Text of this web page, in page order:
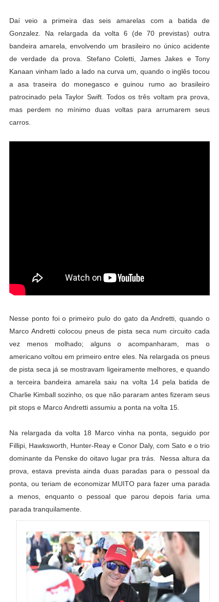
Daí veio a primeira das seis amarelas com a batida de
Gonzalez. Na relargada da volta 6 (de 70 previstas) outra
bandeira amarela, envolvendo um brasileiro no único acidente
de verdade da prova. Stefano Coletti, James Jakes e Tony
Kanaan vinham lado a lado na curva um, quando o inglês tocou
a asa traseira do monegasco e guinou rumo ao brasileiro
patrocinado pela Taylor Swift. Todos os três voltam pra prova,
mas perdem no mínimo duas voltas para arrumarem seus
carros.
Nesse ponto foi o primeiro pulo do gato da Andretti, quando o
Marco Andretti colocou pneus de pista seca num circuito cada
vez menos molhado; alguns o acompanharam, mas o
americano voltou em primeiro entre eles. Na relargada os pneus
de pista seca já se mostravam ligeiramente melhores, e quando
a terceira bandeira amarela saiu na volta 14 pela batida de
Charlie Kimball sozinho, os que não pararam antes fizeram seus
pit stops e Marco Andretti assumiu a ponta na volta 15.
Na relargada da volta 18 Marco vinha na ponta, seguido por
Fillipi, Hawksworth, Hunter-Reay e Conor Daly, com Sato e o trio
dominante da Penske do oitavo lugar pra trás. Nessa altura da
prova, estava prevista ainda duas paradas para o pessoal da
ponta, ou teriam de economizar MUITO para fazer uma parada
a menos, enquanto o pessoal que parou depois faria uma
parada tranquilamente.